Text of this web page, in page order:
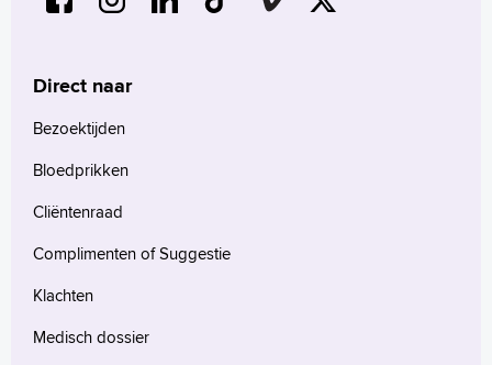
Direct naar
Bezoektijden
Bloedprikken
Cliëntenraad
Complimenten of Suggestie
Klachten
Medisch dossier